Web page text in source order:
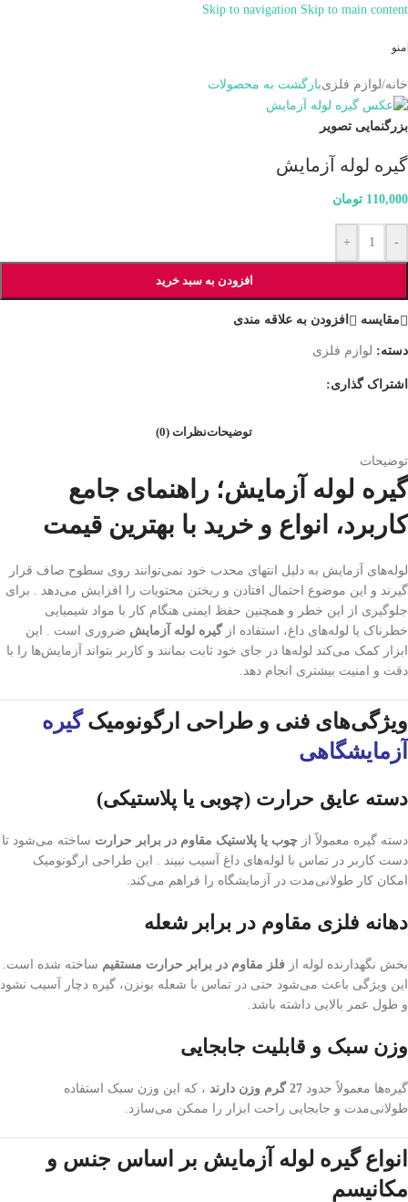
Skip to navigation Skip to main content
منو
خانه/لوازم فلزیبازگشت به محصولات
بزرگنمایی تصویر
گیره لوله آزمایش
110,000 تومان
-
+
افزودن به سبد خرید
مقایسه افزودن به علاقه مندی
دسته: لوازم فلزی
اشتراک گذاری:
توضیحاتنظرات (0)
توضیحات
گیره لوله آزمایش؛ راهنمای جامع
کاربرد، انواع و خرید با بهترین قیمت
لوله‌های آزمایش به دلیل انتهای محدب خود نمی‌توانند روی سطوح صاف قرار
گیرند و این موضوع احتمال افتادن و ریختن محتویات را افزایش می‌دهد . برای
جلوگیری از این خطر و همچنین حفظ ایمنی هنگام کار با مواد شیمیایی
خطرناک یا لوله‌های داغ، استفاده از گیره لوله آزمایش ضروری است . این
ابزار کمک می‌کند لوله‌ها در جای خود ثابت بمانند و کاربر بتواند آزمایش‌ها را با
دقت و امنیت بیشتری انجام دهد.
ویژگی‌های فنی و طراحی ارگونومیکگیره
آزمایشگاهی
دسته عایق حرارت (چوبی یا پلاستیکی)
دسته گیره معمولاً از چوب یا پلاستیک مقاوم در برابر حرارت ساخته می‌شود تا
دست کاربر در تماس با لوله‌های داغ آسیب نبیند . این طراحی ارگونومیک
امکان کار طولانی‌مدت در آزمایشگاه را فراهم می‌کند.
دهانه فلزی مقاوم در برابر شعله
بخش نگهدارنده لوله از فلز مقاوم در برابر حرارت مستقیم ساخته شده است.
این ویژگی باعث می‌شود حتی در تماس با شعله بونزن، گیره دچار آسیب نشود
و طول عمر بالایی داشته باشد.
وزن سبک و قابلیت جابجایی
گیره‌ها معمولاً حدود 27 گرم وزن دارند
، که این وزن سبک استفاده
طولانی‌مدت و جابجایی راحت ابزار را ممکن می‌سازد.
انواع گیره لوله آزمایش بر اساس جنس و
مکانیسم